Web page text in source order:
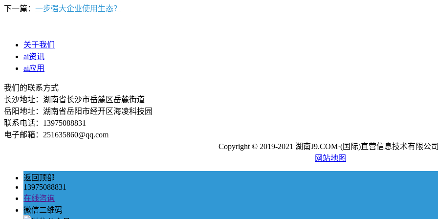
下一篇： 一步强大企业使用生态？
关于我们
ai资讯
ai应用
我们的联系方式
长沙地址：湖南省长沙市岳麓区岳麓街道
岳阳地址：湖南省岳阳市经开区海凌科技园
联系电话：13975088831
电子邮箱：251635860@qq.com
Copyright © 2019-2021 湖南J9.COM·(国际)直营信息技术有限公
网站地图
返回顶部
13975088831
在线咨询
微信二维码